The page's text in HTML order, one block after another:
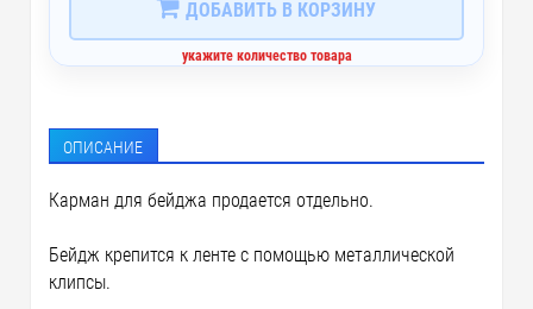
ДОБАВИТЬ В КОРЗИНУ
укажите количество товара
ОПИСАНИЕ
Карман для бейджа продается отдельно.
Бейдж крепится к ленте с помощью металлической
клипсы.